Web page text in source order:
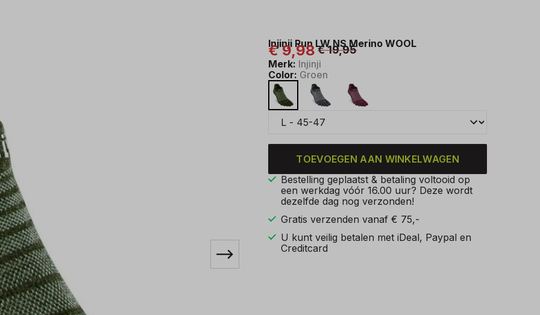
Injinji Run LW NS Merino WOOL
€ 9,98 € 19,95
Merk: Injinji
Color: Groen
TOEVOEGEN AAN WINKELWAGEN
Bestelling geplaatst & betaling voltooid op
een werkdag vóór 16.00 uur? Deze wordt
dezelfde dag nog verzonden!
Gratis verzenden vanaf € 75,-
U kunt veilig betalen met iDeal, Paypal en
Creditcard